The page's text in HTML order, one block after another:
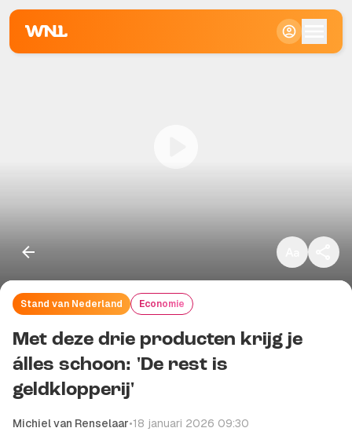
Stand van Nederland Economie
Met deze drie producten krijg je
álles schoon: 'De rest is
geldklopperij'
Michiel van Renselaar•18 januari 2026 09:30